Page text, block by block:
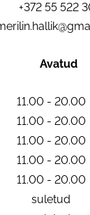
+372 55 522
Avatud
11.00 - 20.00
11.00 - 20.00
11.00 - 20.00
11.00 - 20.00
11.00 - 20.00
suletud